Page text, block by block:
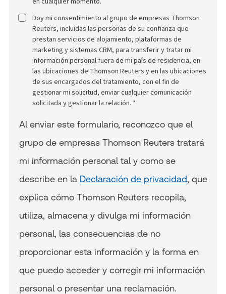
Doy mi consentimiento al grupo de empresas Thomson
Reuters, incluidas las personas de su confianza que
prestan servicios de alojamiento, plataformas de
marketing y sistemas CRM, para transferir y tratar mi
información personal fuera de mi país de residencia, en
las ubicaciones de Thomson Reuters y en las ubicaciones
de sus encargados del tratamiento, con el fin de
gestionar mi solicitud, enviar cualquier comunicación
solicitada y gestionar la relación. *
Al enviar este formulario, reconozco que el
grupo de empresas Thomson Reuters tratará
mi información personal tal y como se
describe en la Declaración de privacidad, que
explica cómo Thomson Reuters recopila,
utiliza, almacena y divulga mi información
personal, las consecuencias de no
proporcionar esta información y la forma en
que puedo acceder y corregir mi información
personal o presentar una reclamación.